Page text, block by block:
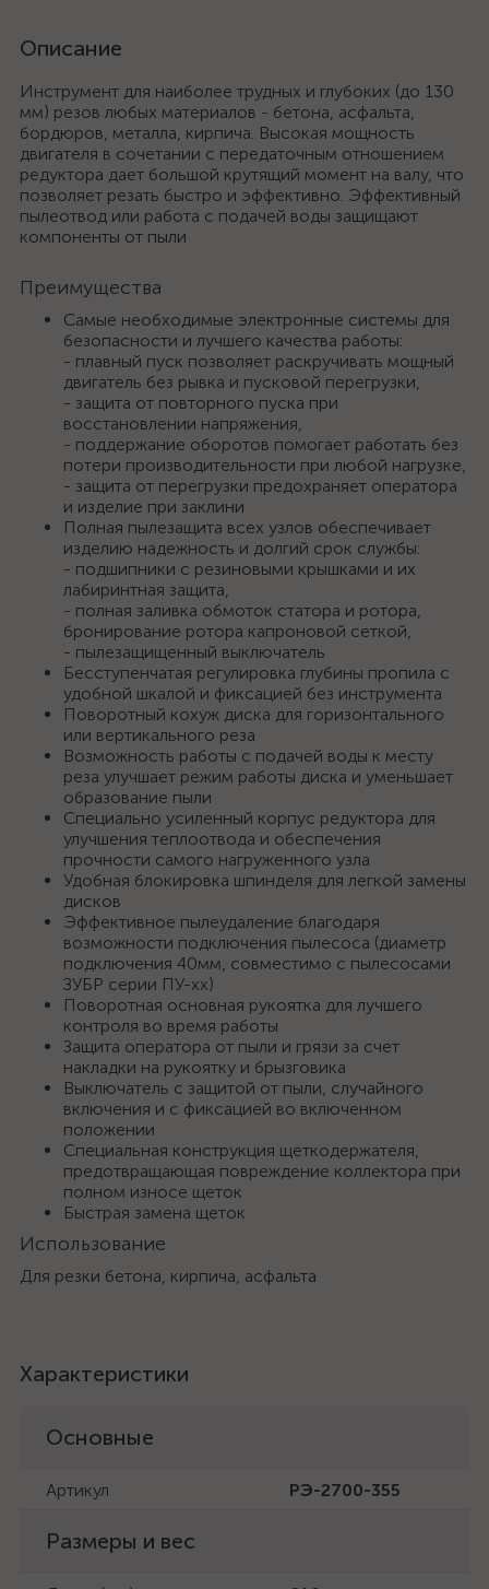
Описание
Инструмент для наиболее трудных и глубоких (до 130
мм) резов любых материалов - бетона, асфальта,
бордюров, металла, кирпича. Высокая мощность
двигателя в сочетании с передаточным отношением
редуктора дает большой крутящий момент на валу, что
позволяет резать быстро и эффективно. Эффективный
пылеотвод или работа с подачей воды защищают
компоненты от пыли
Преимущества
Самые необходимые электронные системы для
безопасности и лучшего качества работы:
- плавный пуск позволяет раскручивать мощный
двигатель без рывка и пусковой перегрузки,
- защита от повторного пуска при
восстановлении напряжения,
- поддержание оборотов помогает работать без
потери производительности при любой нагрузке,
- защита от перегрузки предохраняет оператора
и изделие при заклини
Полная пылезащита всех узлов обеспечивает
изделию надежность и долгий срок службы:
- подшипники с резиновыми крышками и их
лабиринтная защита,
- полная заливка обмоток статора и ротора,
бронирование ротора капроновой сеткой,
- пылезащищенный выключатель
Бесступенчатая регулировка глубины пропила с
удобной шкалой и фиксацией без инструмента
Поворотный кохуж диска для горизонтального
или вертикального реза
Возможность работы с подачей воды к месту
реза улучшает режим работы диска и уменьшает
образование пыли
Специально усиленный корпус редуктора для
улучшения теплоотвода и обеспечения
прочности самого нагруженного узла
Удобная блокировка шпинделя для легкой замены
дисков
Эффективное пылеудаление благодаря
возможности подключения пылесоса (диаметр
подключения 40мм, совместимо с пылесосами
ЗУБР серии ПУ-хх)
Поворотная основная рукоятка для лучшего
контроля во время работы
Защита оператора от пыли и грязи за счет
накладки на рукоятку и брызговика
Выключатель с защитой от пыли, случайного
включения и с фиксацией во включенном
положении
Специальная конструкция щеткодержателя,
предотвращающая повреждение коллектора при
полном износе щеток
Быстрая замена щеток
Использование
Для резки бетона, кирпича, асфальта
Характеристики
Основные
Артикул РЭ-2700-355
Размеры и вес